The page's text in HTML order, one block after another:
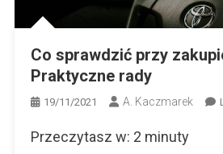
Co sprawdzić przy
Praktyczne rady
19/11/2021 A. Kaczmarek
Przeczytasz w: 2 minuty